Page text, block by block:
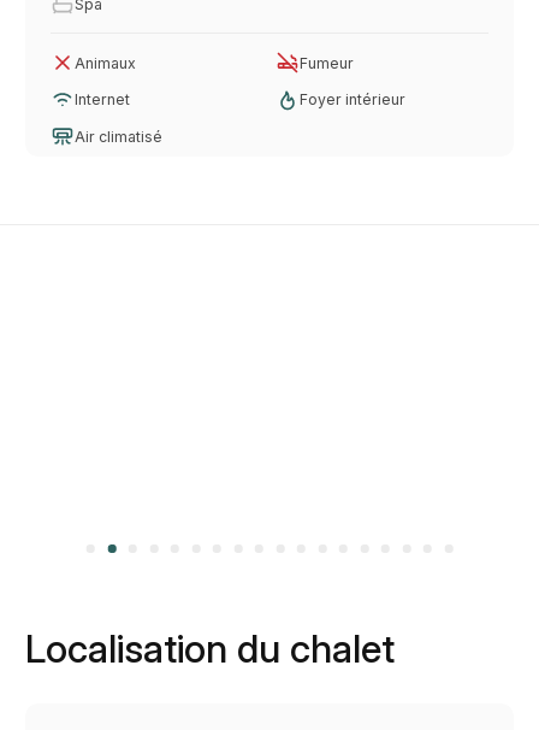
Spa
Animaux Fumeur
Internet Foyer intérieur
Air climatisé
Localisation du chalet